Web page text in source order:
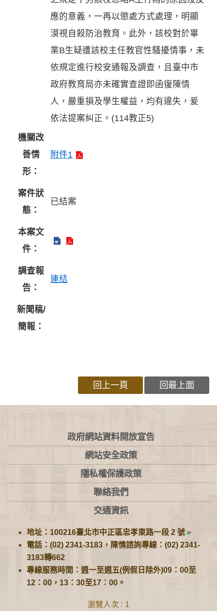
應的意義，一再以懲處方式處理，明顯
漠視自殺防治教育。此外，該校對於畢
業B生疑遭該校主任教官性騷擾情事，未
依規定進行校安通報及調查，且臺中市
政府教育局亦未確實查證即函復陳情
人，嚴重損及學生權益，均有違失，爰
依法提案糾正。(114教正5)
機關改
善情
形：
附件1
案件狀
態：
已結案
本案文
件：
調查報
告：
連結
新聞稿/
簡報：
回上一頁 回最上面
:::
政府網站資料開放宣告
網站安全政策
隱私權保護政策
聯絡我們
交通資訊
地址：100216臺北市中正區忠孝東路一段 2 號
電話：(02) 2341-3183，陳情諮詢專線：(02) 2341-
3183轉662
專線服務時間：週一至週五(例假日除外)09：00至
12：00，13：30至17：00。
瀏覽人次 1